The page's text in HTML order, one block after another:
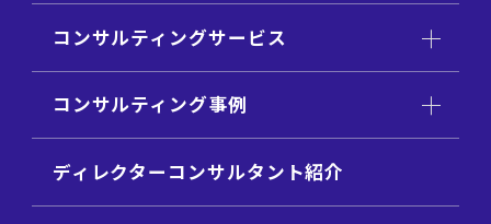
コンサルティングサービス
コンサルティング事例
ディレクターコンサルタント紹介